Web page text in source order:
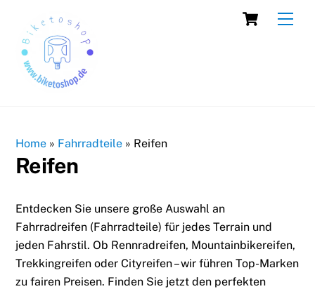
content
Cart
Home » Fahrradteile » Reifen
Reifen
Entdecken Sie unsere große Auswahl an
Fahrradreifen (Fahrradteile) für jedes Terrain und
jeden Fahrstil. Ob Rennradreifen, Mountainbikereifen,
Trekkingreifen oder Cityreifen – wir führen Top-Marken
zu fairen Preisen. Finden Sie jetzt den perfekten